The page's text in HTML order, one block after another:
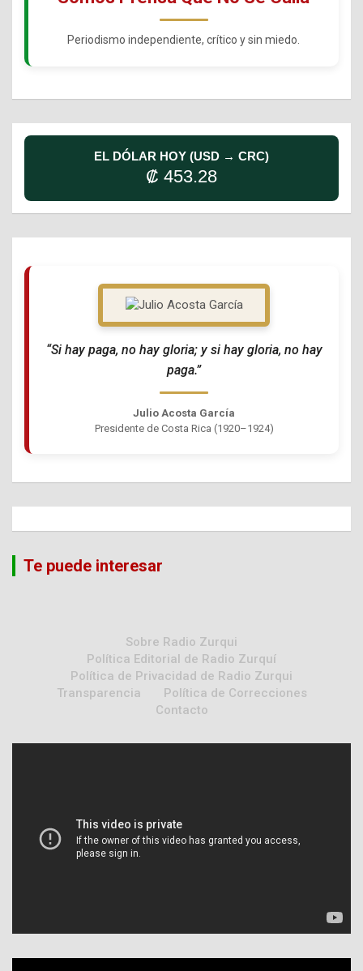
Periodismo independiente, crítico y sin miedo.
EL DÓLAR HOY (USD → CRC)
₡ 453.28
“Si hay paga, no hay gloria; y si hay gloria, no hay
paga.”
Julio Acosta García
Presidente de Costa Rica (1920–1924)
Te puede interesar
Sobre Radio Zurqui
Política Editorial de Radio Zurquí
Política de Privacidad de Radio Zurqui
Transparencia
Política de Correcciones
Contacto